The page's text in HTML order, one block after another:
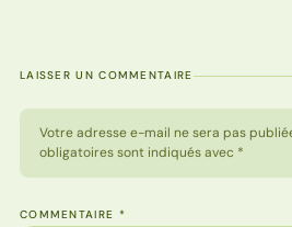
LAISSER UN COMMENTAIRE
Votre adresse e-mail ne sera pas
obligatoires sont indiqués avec *
COMMENTAIRE *